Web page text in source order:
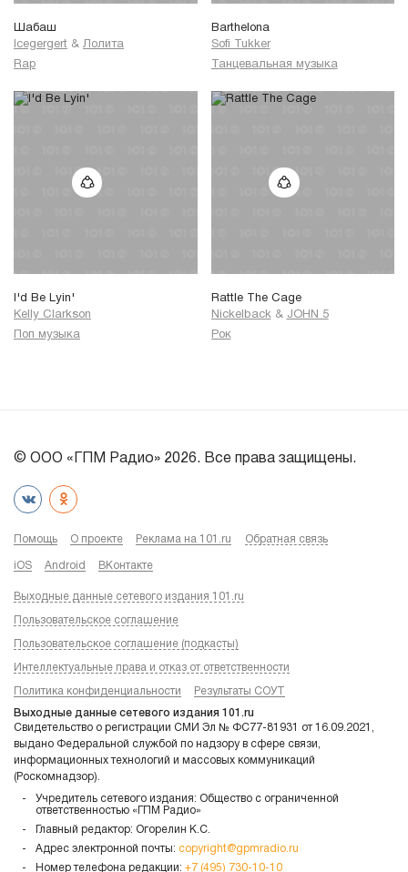
Шабаш
Icegergert & Лолита
Rap
Barthelona
Sofi Tukker
Танцевальная музыка
I'd Be Lyin'
Kelly Clarkson
Поп музыка
Rattle The Cage
Nickelback & JOHN 5
Рок
© ООО «ГПМ Радио» 2026. Все права защищены.
Помощь О проекте Реклама на 101.ru Обратная связь
iOS Android ВКонтакте
Выходные данные сетевого издания 101.ru
Пользовательское соглашение
Пользовательское соглашение (подкасты)
Интеллектуальные права и отказ от ответственности
Политика конфиденциальности Результаты СОУТ
Выходные данные сетевого издания 101.ru
Свидетельство о регистрации СМИ Эл № ФС77-81931 от 16.09.2021,
выдано Федеральной службой по надзору в сфере связи,
информационных технологий и массовых коммуникаций
(Роскомнадзор).
Учредитель сетевого издания: Общество с ограниченной
ответственностью «ГПМ Радио»
Главный редактор: Огорелин К.С.
Адрес электронной почты: copyright@gpmradio.ru
Номер телефона редакции: +7 (495) 730-10-10